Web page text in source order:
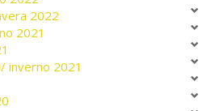
2022
2021
inverno 2021